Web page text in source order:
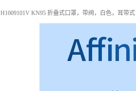
H1009101V KN95 折叠式口罩，带阀，白色，耳带式